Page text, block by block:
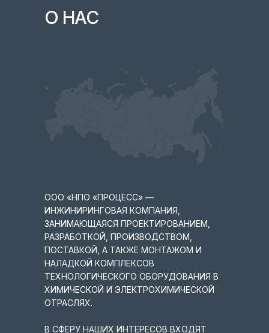
О НАС
ООО «НПО «ПРОЦЕСС» —
ИНЖИНИРИНГОВАЯ КОМПАНИЯ,
ЗАНИМАЮЩАЯСЯ ПРОЕКТИРОВАНИЕМ,
РАЗРАБОТКОЙ, ПРОИЗВОДСТВОМ,
ПОСТАВКОЙ, А ТАКЖЕ МОНТАЖОМ И
НАЛАДКОЙ КОМПЛЕКСОВ
ТЕХНОЛОГИЧЕСКОГО ОБОРУДОВАНИЯ В
ХИМИЧЕСКОЙ И ЭЛЕКТРОХИМИЧЕСКОЙ
ОТРАСЛЯХ.
В СФЕРУ НАШИХ ИНТЕРЕСОВ ВХОДЯТ